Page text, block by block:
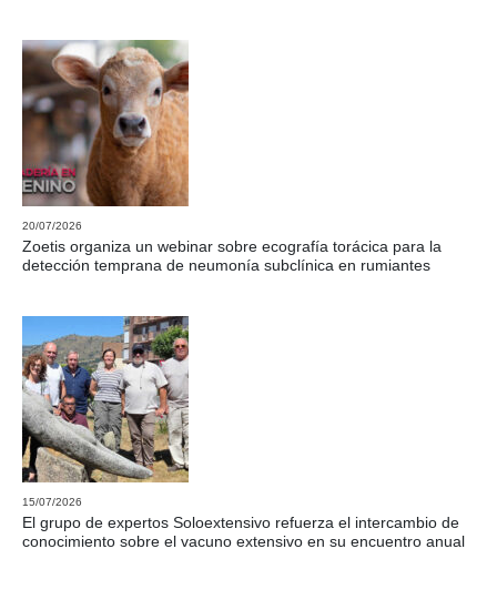
20/07/2026
Zoetis organiza un webinar sobre ecografía torácica para la
detección temprana de neumonía subclínica en rumiantes
15/07/2026
El grupo de expertos Soloextensivo refuerza el intercambio de
conocimiento sobre el vacuno extensivo en su encuentro anual